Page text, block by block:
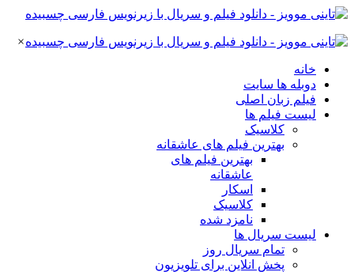
×
خانه
دوبله ها سایت
فیلم زبان اصلی
لیست فیلم ها
کلاسیک
بهترین فیلم های عاشقانه
بهترین فیلم های
عاشقانه
اسکار
کلاسیک
نامزد شده
لیست سریال ها
تمام سریال روز
پخش انلاین برای تلویزیون